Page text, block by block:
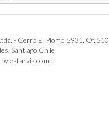
- Cerro El Plomo 5931, Of. 510,
Santiago Chile
estarvia.com...